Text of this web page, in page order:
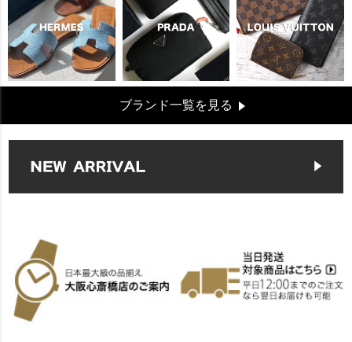
ブランド一覧を見る